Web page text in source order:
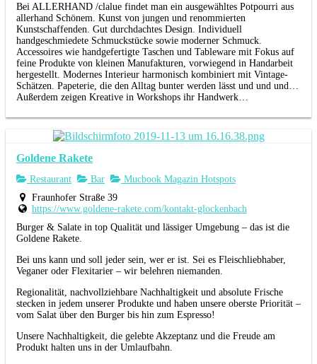
Bei ALLERHAND /clalue findet man ein ausgewähltes Potpourri aus
allerhand Schönem. Kunst von jungen und renommierten
Kunstschaffenden. Gut durchdachtes Design. Individuell
handgeschmiedete Schmuckstücke sowie moderner Schmuck.
Accessoires wie handgefertigte Taschen und Tableware mit Fokus auf
feine Produkte von kleinen Manufakturen, vorwiegend in Handarbeit
hergestellt. Modernes Interieur harmonisch kombiniert mit Vintage-
Schätzen. Papeterie, die den Alltag bunter werden lässt und und und…
Außerdem zeigen Kreative in Workshops ihr Handwerk…
Goldene Rakete
Restaurant Bar
Mucbook Magazin Hotspots
Fraunhofer Straße 39
https://www.goldene-rakete.com/kontakt-glockenbach
Burger & Salate in top Qualität und lässiger Umgebung – das ist die
Goldene Rakete.
Bei uns kann und soll jeder sein, wer er ist. Sei es Fleischliebhaber,
Veganer oder Flexitarier – wir belehren niemanden.
Regionalität, nachvollziehbare Nachhaltigkeit und absolute Frische
stecken in jedem unserer Produkte und haben unsere oberste Priorität –
vom Salat über den Burger bis hin zum Espresso!
Unsere Nachhaltigkeit, die gelebte Akzeptanz und die Freude am
Produkt halten uns in der Umlaufbahn.